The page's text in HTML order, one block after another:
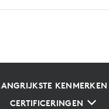
KENMERKEN
CERTIFICERINGEN